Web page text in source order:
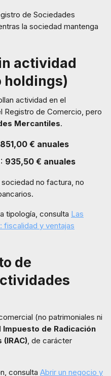
de Sociedades
la sociedad mantenga
actividad
holdings)
actividad en el
Registro de Comercio, pero
Mercantiles.
851,00 € anuales
935,50 € anuales
sociedad no factura, no
tipología, consulta Las
fiscalidad y ventajas
de
(no patrimoniales ni
Impuesto de Radicación
, de carácter
consulta Abrir un negocio y